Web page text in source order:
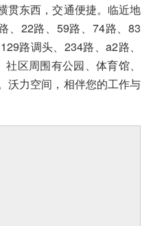
贯东西，交通便捷。临近地
、22路、59路、74路、83
路调头、234路、a2路、
区周围有公园、体育馆、
沃力空间，相伴您的工作与